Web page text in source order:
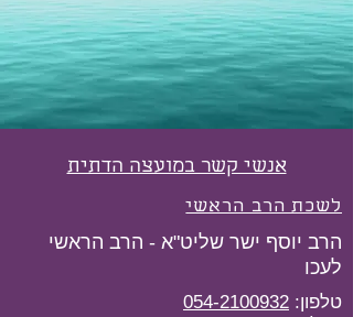
אנשי קשר במועצה הדתית
לשכת הרב הראשי
הרב יוסף ישר שליט"א - הרב הראשי
לעכו
טלפון: 054-2100932